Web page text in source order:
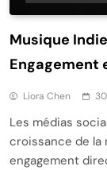
Musique
Engagement
Liora Chen
Les médias
croissance de la
engagement